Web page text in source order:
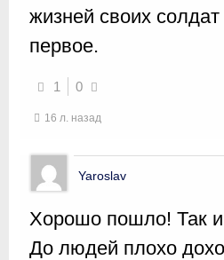
жизней своих
первое.
1 0
16 л. назад
Yaroslav
Хорошо пошло! Так
До людей плохо